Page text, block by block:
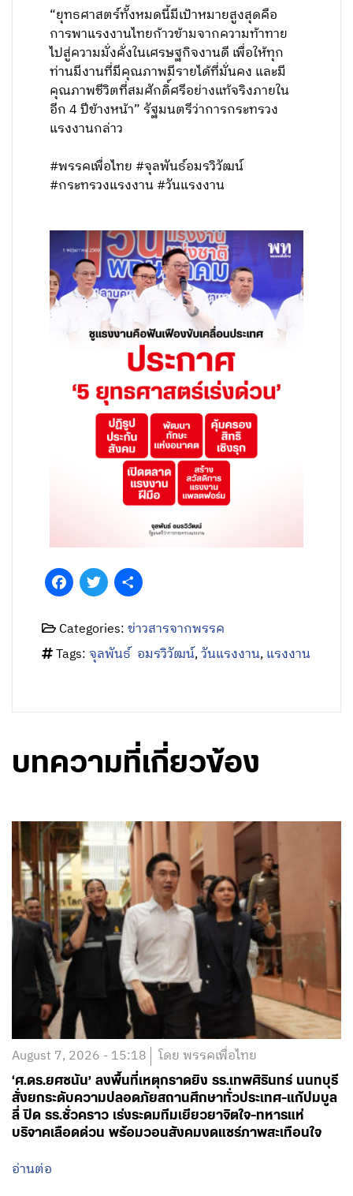
“ยุทธศาสตร์ทั้งหมดนี้มีเป้าหมายสูงสุดคือ
การพาแรงงานไทยก้าวข้ามจากความท้าทาย
ไปสู่ความมั่งคั่งในเศรษฐกิจงานดี เพื่อให้ทุก
ท่านมีงานที่มีคุณภาพมีรายได้ที่มั่นคง และมี
คุณภาพชีวิตที่สมศักดิ์ศรีอย่างแท้จริงภายใน
อีก 4 ปีข้างหน้า” รัฐมนตรีว่าการกระทรวง
แรงงานกล่าว
#พรรคเพื่อไทย #จุลพันธ์อมรวิวัฒน์
#กระทรวงแรงงาน #วันแรงงาน
FacebookTwitter
Categories:ข่าวสารจากพรรค
Tags:จุลพันธ์ อมรวิวัฒน์,วันแรงงาน,แรงงาน
บทความที่เกี่ยวข้อง
August 7, 2026 - 15:18 โดย พรรคเพื่อไทย
‘ศ.ดร.ยศชนัน’ ลงพื้นที่เหตุกราดยิง รร.เทพศิรินทร์ นนทบุรี
สั่งยกระดับความปลอดภัยสถานศึกษาทั่วประเทศ-แก้ปมบูล
ลี่ ปิด รร.ชั่วคราว เร่งระดมทีมเยียวยาจิตใจ-ทหารแห่
บริจาคเลือดด่วน พร้อมวอนสังคมงดแชร์ภาพสะเทือนใจ
อ่านต่อ